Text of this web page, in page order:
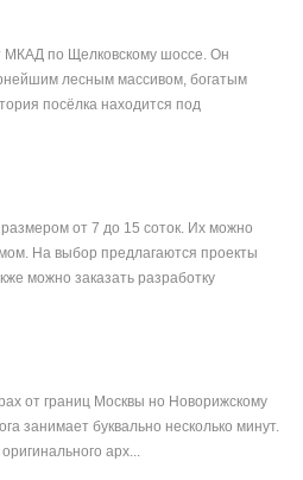
МКАД по Щелковскому шоссе. Он
лесным массивом, богатым
посёлка находится под
от 7 до 15 соток. Их можно
На выбор предлагаются проекты
можно заказать разработку
от границ Москвы но Новорижскому
занимает буквально несколько минут.
арх...